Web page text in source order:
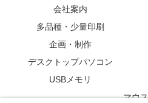
会社案内
多品種・少量印刷
企画・制作
デスクトップパソコン
USBメモリ
マウス